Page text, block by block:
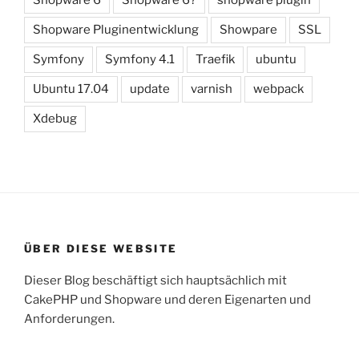
Shopware Pluginentwicklung Showpare SSL
Symfony Symfony 4.1 Traefik ubuntu
Ubuntu 17.04 update varnish webpack
Xdebug
ÜBER DIESE WEBSITE
Dieser Blog beschäftigt sich hauptsächlich mit
CakePHP und Shopware und deren Eigenarten und
Anforderungen.